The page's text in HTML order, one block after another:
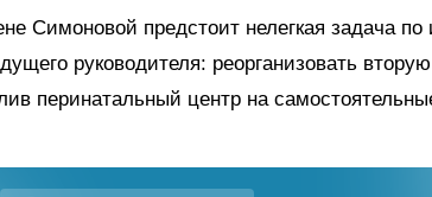
Симоновой предстоит нелегкая задача
руководителя: реорганизовать
перинатальный центр на